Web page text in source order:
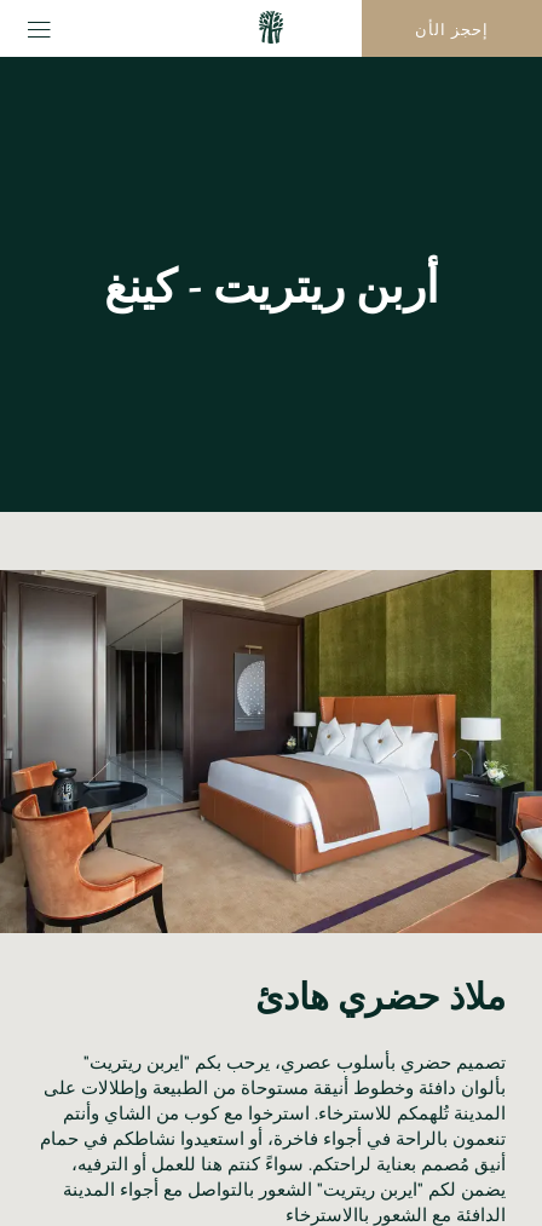
إحجز الأن
أربن ريتريت - كينغ
ملاذ حضري هادئ
تصميم حضري بأسلوب عصري، يرحب بكم "ايربن ريتريت"
بألوان دافئة وخطوط أنيقة مستوحاة من الطبيعة وإطلالات على
المدينة تُلهمكم للاسترخاء. استرخوا مع كوب من الشاي وأنتم
تنعمون بالراحة في أجواء فاخرة، أو استعيدوا نشاطكم في حمام
أنيق مُصمم بعناية لراحتكم. سواءً كنتم هنا للعمل أو الترفيه،
يضمن لكم "ايربن ريتريت" الشعور بالتواصل مع أجواء المدينة
الدافئة مع الشعور باالاسترخاء